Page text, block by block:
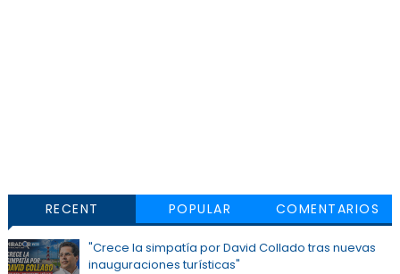
RECENT POPULAR COMENTARIOS
"Crece la simpatía por David Collado tras nuevas
inauguraciones turísticas"